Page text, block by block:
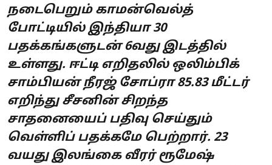
நடைபெறும் காமன்வெல்த்
போட்டியில் இந்தியா 30
பதக்கங்களுடன் 6வது இடத்தில்
உள்ளது. ஈட்டி எறிதலில் ஒலிம்பிக்
சாம்பியன் நீரஜ் சோப்ரா 85.83 மீட்டர்
எறிந்து சீசனின் சிறந்த
சாதனையைப் பதிவு செய்தும்
வெள்ளிப் பதக்கமே பெற்றார். 23
வயது இலங்கை வீரர் ரூமேஷ்